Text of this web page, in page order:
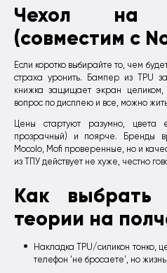
Чехол на
(совместим с
Если коротко выбирайте то, чем
страха уронить. Бампер из TPU
книжка защищает экран
вопрос по дисплею и все, можно
Цены стартуют разумно, цвета
прозрачный) и поярче. Бренды
Mocolo, Mofi проверенные, но и
из ТПУ действует не хуже, честно
Как выбрать
теории на
Накладка TPU/силикон тонко,
телефон 'не бросаете', но жизнь